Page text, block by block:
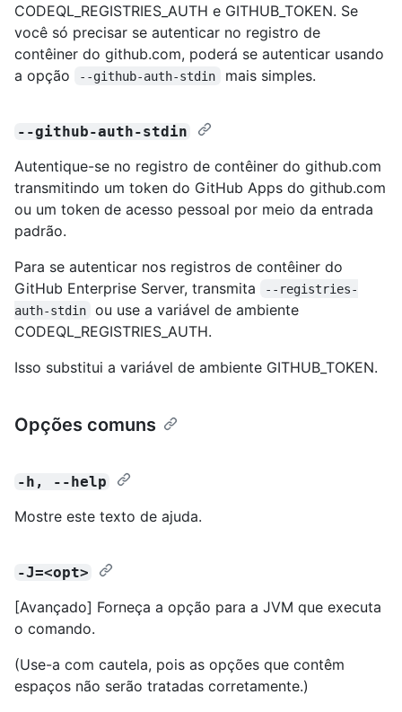
CODEQL_REGISTRIES_AUTH e GITHUB_TOKEN. Se
você só precisar se autenticar no registro de
contêiner do github.com, poderá se autenticar usando
a opção
--github-auth-stdin mais simples.
--github-auth-stdin
Autentique-se no registro de contêiner do github.com
transmitindo um token do GitHub Apps do github.com
ou um token de acesso pessoal por meio da entrada
padrão.
Para se autenticar nos registros de contêiner do
GitHub Enterprise Server, transmita
--registries-
auth-stdin
ou use a variável de ambiente
CODEQL_REGISTRIES_AUTH.
Isso substitui a variável de ambiente GITHUB_TOKEN.
Opções comuns
-h, --help
Mostre este texto de ajuda.
-J=<opt>
[Avançado] Forneça a opção para a JVM que executa
o comando.
(Use-a com cautela, pois as opções que contêm
espaços não serão tratadas corretamente.)